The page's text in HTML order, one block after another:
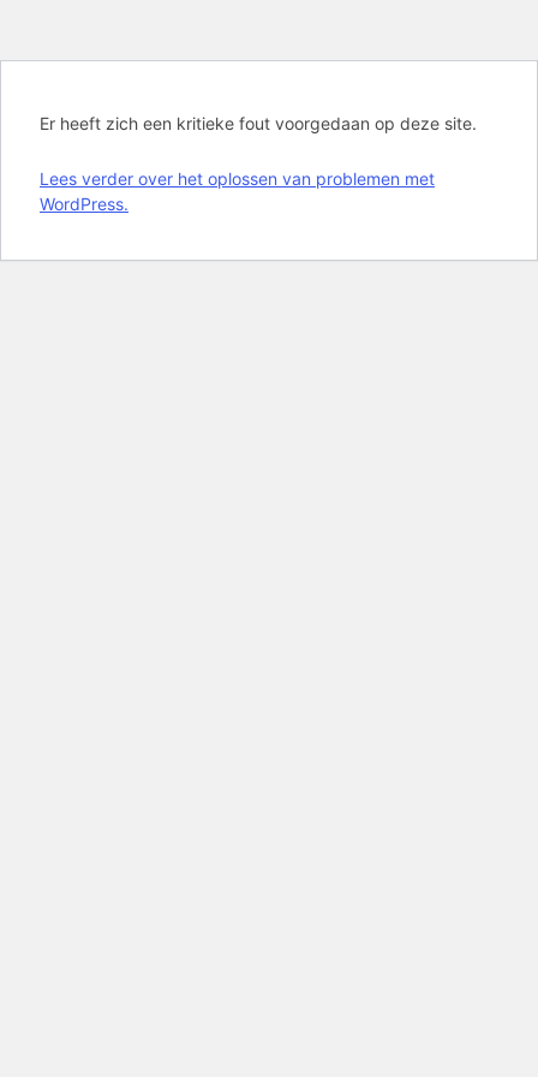
Er heeft zich een kritieke fout voorgedaan op deze site.
Lees verder over het oplossen van problemen met
WordPress.